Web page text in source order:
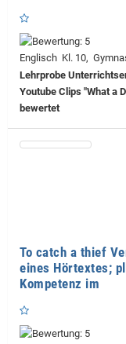
Englisch Kl. 10,
Lehrprobe
Youtube Clips "What a
bewertet
To catch a thief
eines Hörtextes;
Kompetenz im